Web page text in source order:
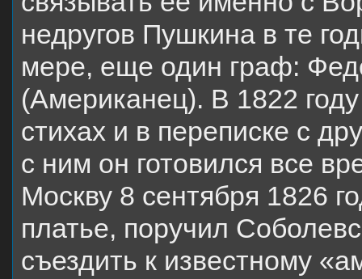
недругов Пушкина в те
мере, еще один граф:
(Американец). В 1822
стихах и в переписке с
с ним он готовился все
Москву 8 сентября 1826
платье, поручил
съездить к известному